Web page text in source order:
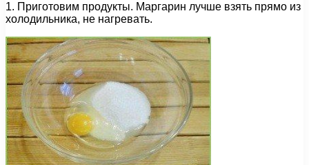
1. Приготовим продукты. Маргарин лучше взять прямо из
холодильника, не нагревать.